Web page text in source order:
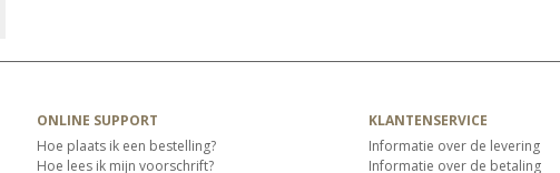
ONLINE SUPPORT
Hoe plaats ik een bestelling?
Hoe lees ik mijn voorschrift?
KLANTENSERVICE
Informatie over de levering
Informatie over de betaling